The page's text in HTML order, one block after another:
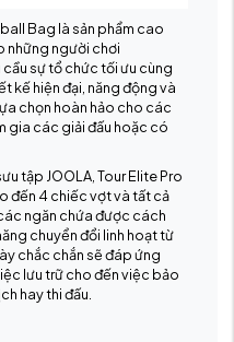
Bag là sản phẩm cao
những người chơi
sự tổ chức tối ưu cùng
kế hiện đại, năng động và
chọn hoàn hảo cho các
gia các giải đấu hoặc có
tập JOOLA, Tour Elite Pro
đến 4 chiếc vợt và tất cả
ngăn chứa được cách
chuyển đổi linh hoạt từ
chắc chắn sẽ đáp ứng
lưu trữ cho đến việc bảo
hay thi đấu.